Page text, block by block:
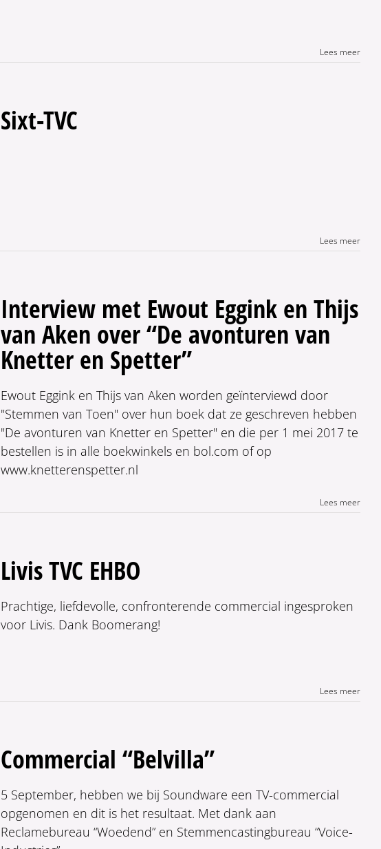
Lees meer
Sixt-TVC
Lees meer
Interview met Ewout Eggink en Thijs
van Aken over “De avonturen van
Knetter en Spetter”
Ewout Eggink en Thijs van Aken worden geïnterviewd door
"Stemmen van Toen" over hun boek dat ze geschreven hebben
"De avonturen van Knetter en Spetter" en die per 1 mei 2017 te
bestellen is in alle boekwinkels en bol.com of op
www.knetterenspetter.nl
Lees meer
Livis TVC EHBO
Prachtige, liefdevolle, confronterende commercial ingesproken
voor Livis. Dank Boomerang!
Lees meer
Commercial “Belvilla”
5 September, hebben we bij Soundware een TV-commercial
opgenomen en dit is het resultaat. Met dank aan
Reclamebureau “Woedend” en Stemmencastingbureau “Voice-